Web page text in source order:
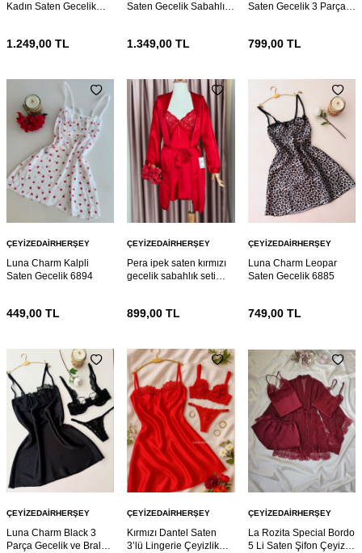
Kadın Saten Gecelik
1.249,00 TL
Saten Gecelik Sabahlık
1.349,00 TL
Saten Gecelik 3 Parça
799,00TL
ÇEYIZEDAIRHERŞEY
Luna Charm Kalpli
Saten Gecelik 6894
449,00 TL
ÇEYIZEDAIRHERŞEY
Pera ipek saten kırmızı
gecelik sabahlık seti
899,00 TL
ÇEYIZEDAIRHERŞEY
Luna Charm Leopar
Saten Gecelik 6885
749,00TL
ÇEYIZEDAIRHERŞEY
Luna Charm Black 3
Parça Gecelik ve Bralet
ÇEYIZEDAIRHERŞEY
Kırmızı Dantel Saten
3’lü Lingerie Çeyizlik
ÇEYIZEDAIRHERŞEY
La Rozita Special Bordo
5 Li Saten Şifon Çeyiz